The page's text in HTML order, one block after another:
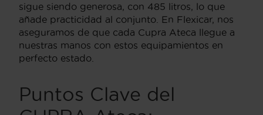
sigue siendo generosa, con 485 litros, lo que
añade practicidad al conjunto. En Flexicar, nos
aseguramos de que cada Cupra Ateca llegue a
nuestras manos con estos equipamientos en
perfecto estado.
Puntos Clave del